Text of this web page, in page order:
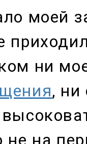
моей
ни
, ни
не на